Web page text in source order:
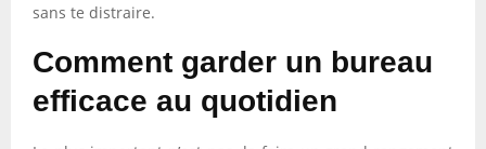
sans te distraire.
Comment garder un bureau
efficace au quotidien